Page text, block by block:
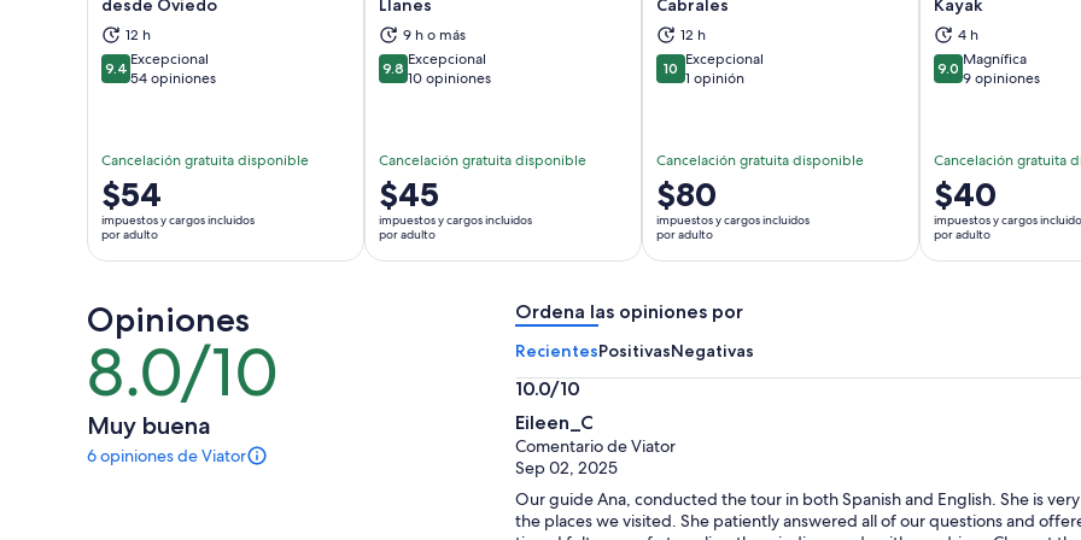
desde Oviedo
12 h
9.49.4 de 10
Excepcional
54 opiniones
Cancelación gratuita disponible
El
precio
es
de
por
adulto
$54
impuestos y cargos incluidos
por adulto
Se abrirá en una nueva pestaña
Llanes
9 h o más
9.89.8 de 10
Excepcional
10 opiniones
Cancelación gratuita disponible
El
precio
es
de
$45
impuestos y cargos incluidos
por adulto
Se abrirá en una nueva pestaña
Cabrales
12 h
1010 de 10
Excepcional
1 opinión
Cancelación gratuita disponible
El
precio
es
de
por
$80
impuestos y cargos incluidos
por adulto
Se abrirá en una nueva pestaña
Kayak
4 h
9.09.0 de 10
Magnífica
9 opiniones
Cancelación gratuita
El
precio
es
de
$40
impuestos y cargos
por adulto
Opiniones
8.0/10
8.0
de
10
Muy buena
6 opiniones de Viator
Hay
Ordena las opiniones por
RecientesPositivasNegativas
10.0/10
10.0
de
10
Eileen_C
Comentario de Viator
Sep 02, 2025
Our guide Ana, conducted the tour in both Spanish and English. She is
the places we visited. She patiently answered all of our questions and